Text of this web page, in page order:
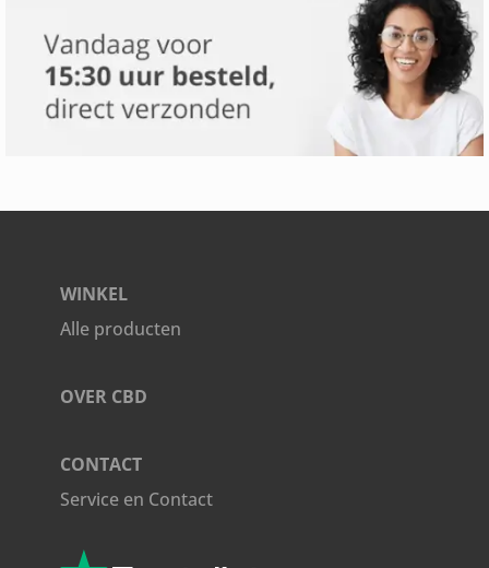
WINKEL
Alle producten
OVER CBD
CONTACT
Service en Contact